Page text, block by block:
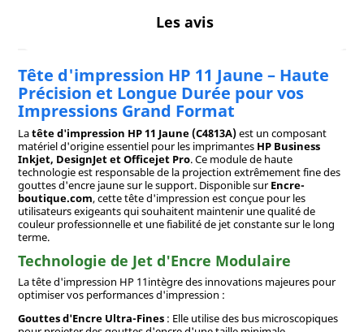
Les avis
Tête d'impression HP 11 Jaune – Haute
Précision et Longue Durée pour vos
Impressions Grand Format
Latête d'impression HP 11 Jaune (C4813A)est un composant
matériel d'origine essentiel pour les imprimantes HP Business
Inkjet, DesignJet et Officejet Pro. Ce module de haute
technologie est responsable de la projection extrêmement fine des
gouttes d'encre jaune sur le support. Disponible surEncre-
boutique.com, cette tête d'impression est conçue pour les
utilisateurs exigeants qui souhaitent maintenir une qualité de
couleur professionnelle et une fiabilité de jet constante sur le long
terme.
Technologie de Jet d'Encre Modulaire
La tête d'impression HP 11intègre des innovations majeures pour
optimiser vos performances d'impression :
Gouttes d'Encre Ultra-Fines: Elle utilise des bus microscopiques